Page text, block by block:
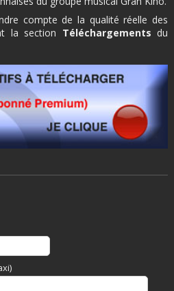
compte de la qualité réelle des
la section Téléchargements du